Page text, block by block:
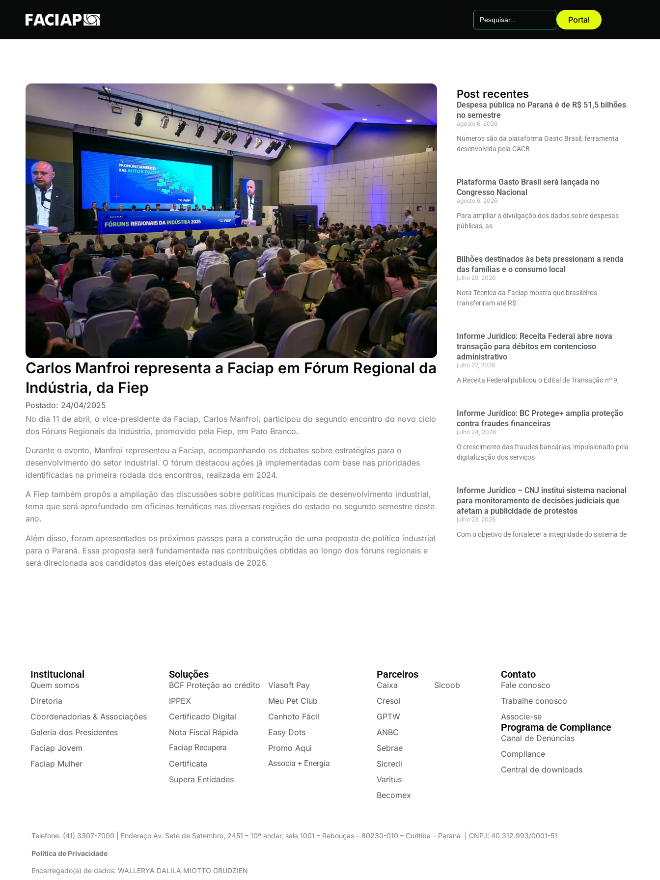
FACIAPE
Search
for:
Portal
Carlos Manfroi representa a Faciap em Fórum Regional da
Indústria, da Fiep
Postado: 24/04/2025
No dia 11 de abril, o vice-presidente da Faciap, Carlos Manfroi, participou do segundo encontro do novo ciclo
dos Fóruns Regionais da Indústria, promovido pela Fiep, em Pato Branco.
Durante o evento, Manfroi representou a Faciap, acompanhando os debates sobre estratégias para o
desenvolvimento do setor industrial. O fórum destacou ações já implementadas com base nas prioridades
identificadas na primeira rodada dos encontros, realizada em 2024.
A Fiep também propôs a ampliação das discussões sobre políticas municipais de desenvolvimento industrial,
tema que será aprofundado em oficinas temáticas nas diversas regiões do estado no segundo semestre deste
ano.
Além disso, foram apresentados os próximos passos para a construção de uma proposta de política industrial
para o Paraná. Essa proposta será fundamentada nas contribuições obtidas ao longo dos fóruns regionais e
será direcionada aos candidatos das eleições estaduais de 2026.
Post recentes
Despesa pública no Paraná é de R$ 51,5 bilhões
no semestre
agosto 6, 2026
Números são da plataforma Gasto Brasil, ferramenta
desenvolvida pela CACB
Plataforma Gasto Brasil será lançada no
Congresso Nacional
agosto 6, 2026
Para ampliar a divulgação dos dados sobre despesas
públicas, as
Bilhões destinados às bets pressionam a renda
das famílias e o consumo local
julho 29, 2026
Nota Técnica da Faciap mostra que brasileiros
transferiram até R$
Informe Jurídico: Receita Federal abre nova
transação para débitos em contencioso
administrativo
julho 27, 2026
A Receita Federal publicou o Edital de Transação nº 9,
Informe Jurídico: BC Protege+ amplia proteção
contra fraudes financeiras
julho 24, 2026
O crescimento das fraudes bancárias, impulsionado pela
digitalização dos serviços
Informe Jurídico – CNJ institui sistema nacional
para monitoramento de decisões judiciais que
afetam a publicidade de protestos
julho 23, 2026
Com o objetivo de fortalecer a integridade do sistema de
Institucional
Quem somos
Diretoria
Coordenadorias & Associações
Galeria dos Presidentes
Faciap Jovem
Faciap Mulher
Soluções
BCF Proteção ao crédito
IPPEX
Certificado Digital
Nota Fiscal Rápida
Faciap Recupera
Certificata
Supera Entidades
Viasoft Pay
Meu Pet Club
Canhoto Fácil
Easy Dots
Promo Aqui
Associa + Energia
Parceiros
Caixa
Cresol
GPTW
ANBC
Sebrae
Sicredi
Varitus
Becomex
Sicoob
Contato
Fale conosco
Trabalhe conosco
Associe-se
Programa de Compliance
Canal de Denúncias
Compliance
Central de downloads
Telefone: (41) 3307-7000 | Endereço Av. Sete de Setembro, 2451 – 10º andar, sala 1001 – Rebouças – 80230-010 – Curitiba – Paraná | CNPJ: 40.312.993/0001-51
Política de Privacidade
Encarregado(a) de dados: WALLERYA DALILA MIOTTO GRUDZIEN